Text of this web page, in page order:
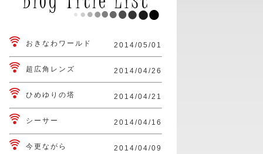
おきなわワールド 2014/05/01
超広角レンズ 2014/04/26
ひめゆりの塔 2014/04/21
シーサー 2014/04/16
今更ながら 2014/04/09